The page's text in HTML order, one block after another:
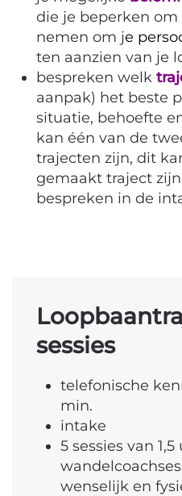
die je beperken om
nemen om je
ten aanzien van je
bespreken welk
aanpak) het beste
situatie, behoefte
kan één van de
trajecten zijn, dit
gemaakt traject
bespreken in de
sessies
telefonische
min.
intake
5 sessies van
wenselijk en